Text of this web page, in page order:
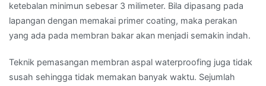
ketebalan minimun sebesar 3 milimeter. Bila dipasang pada
lapangan dengan memakai primer coating, maka perakan
yang ada pada membran bakar akan menjadi semakin indah.
Teknik pemasangan membran aspal waterproofing juga tidak
susah sehingga tidak memakan banyak waktu. Sejumlah